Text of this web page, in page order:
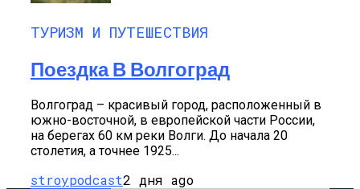
ТУРИЗМ И ПУТЕШЕСТВИЯ
Поездка В Волгоград
Волгоград – красивый город, расположенный в
южно-восточной, в европейской части России,
на берегах 60 км реки Волги. До начала 20
столетия, а точнее 1925...
stroypodcast2 дня ago